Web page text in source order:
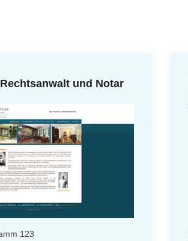
und Notar
123